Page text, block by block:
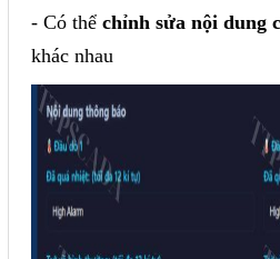
- Có thể chỉnh sửa nội dung
khác nhau